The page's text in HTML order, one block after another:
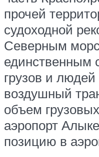
прочей
судоходной
Северным
единственным
грузов и людей
воздушный
объем
аэропорт
позицию в